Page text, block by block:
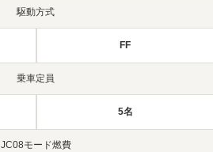
駆動方式
FF
乗車定員
5名
JC08モード燃費